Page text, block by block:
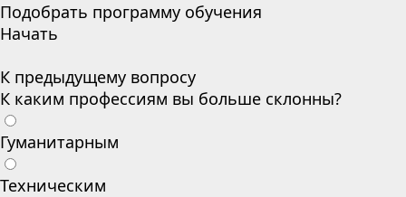
Подобрать программу обучения
Начать
К предыдущему вопросу
К каким профессиям вы больше склонны?
Гуманитарным
Техническим